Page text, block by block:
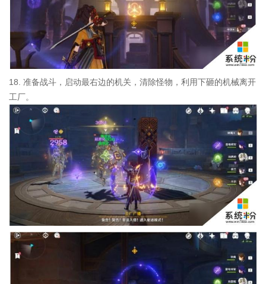
18. 准备战斗，启动最右边的机关，清除怪物，利用下砸的机械离开
工厂。